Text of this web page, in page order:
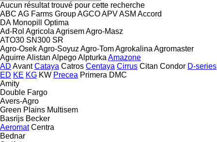
Aucun résultat trouvé pour cette recherche
ABC AG Farms GroupAGCOAPVASM Accord
DA Monopill
Optima
Ad-Rol Agricola AgrisemAgro-Masz
ATO30 SN300 SR
Agro-OsekAgro-Soyuz Agro-TomAgrokalina Agromaster
AguirreAlistan AlpegoAlpturka Amazone
AD Avant Cataya Catros Centaya Cirrus Citan Condor D-series
ED KE KG KW Precea Primera DMC
Amity
Double Fargo
Avers-Agro
Green Plains Multisem
Basrijs Becker
Aeromat Centra
Bednar